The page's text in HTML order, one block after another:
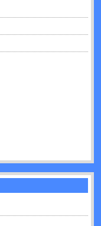
うまくいかない
の掃除をしてみ